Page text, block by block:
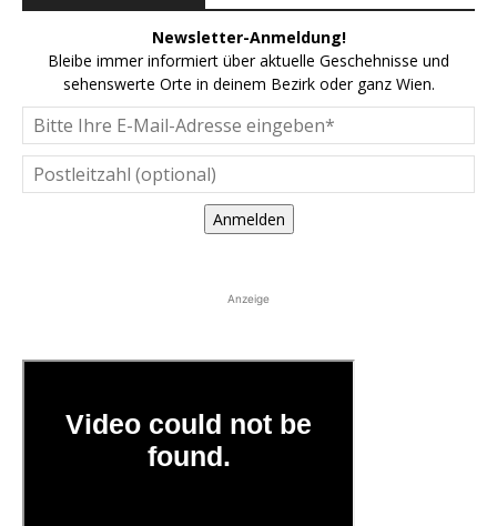
Newsletter-Anmeldung!
Bleibe immer informiert über aktuelle Geschehnisse und
sehenswerte Orte in deinem Bezirk oder ganz Wien.
Anmelden
Anzeige